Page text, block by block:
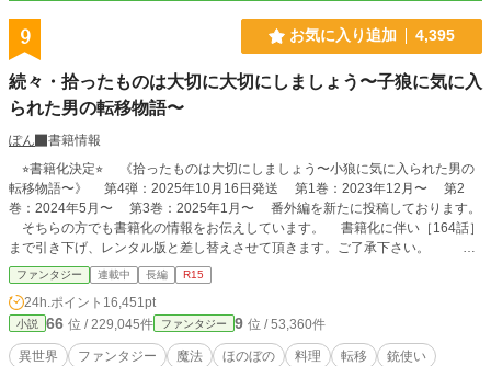
9 お気に入り追加 4,395
続々・拾ったものは大切に大切にしましょう〜子狼に気に入
られた男の転移物語〜
ぽん
書籍情報
⭐︎書籍化決定⭐︎ 《拾ったものは大切にしましょう〜小狼に気に入られた男の
転移物語〜》 第4弾：2025年10月16日発送 第1巻：2023年12月〜 第2
巻：2024年5月〜 第3巻：2025年1月〜 番外編を新たに投稿しております。
そちらの方でも書籍化の情報をお伝えしています。 書籍化に伴い［164話］
まで引き下げ、レンタル版と差し替えさせて頂きます。ご了承下さい。 改
稿を入れて読みやすくなっております。 可愛い表紙と挿絵はTAPI岡先生が担
当して下さいました。 書籍版『拾ったものは大切にしましょう〜子狼に気に
入られた男の転移物語〜』を是非ご覧下さい♪ ⭐︎コミカライズ化決定⭐︎ 2024
年8月6日より配信開始 コミカライズならではを是非お楽しみ下さい。 ＝＝＝
＝＝＝＝＝＝＝＝＝＝＝＝＝＝＝ 当作品は続編となります。 まだ、読んで
ファンタジー 連載中 長編 R15
24h.ポイント 16,451pt
小説 66 位 / 229,045件 ファンタジー 9 位 / 53,360件
異世界 ファンタジー 魔法 ほのぼの 料理 転移 銃使い